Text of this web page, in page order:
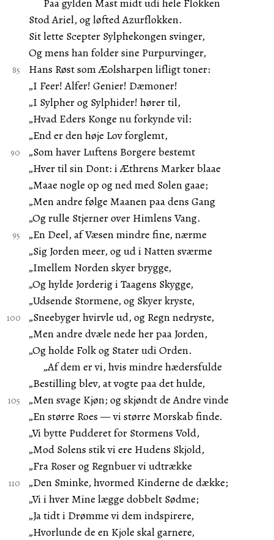
Paa gylden Mast midt udi hele Flokken
Stod Ariel, og løfted Azurflokken.
Sit lette Scepter Sylphekongen svinger,
Og mens han folder sine Purpurvinger,
Hans Røst som Æolsharpen lifligt toner:
„I Feer! Alfer! Genier! Dæmoner!
„I Sylpher og Sylphider! hører til,
„Hvad Eders Konge nu forkynde vil:
„End er den høje Lov forglemt,
„Som haver Luftens Borgere bestemt
„Hver til sin Dont: i Æthrens Marker blaae
„Maae nogle op og ned med Solen gaae;
„Men andre følge Maanen paa dens Gang
„Og rulle Stjerner over Himlens Vang.
„En Deel, af Væsen mindre fine, nærme
„Sig Jorden meer, og ud i Natten sværme
„Imellem Norden skyer brygge,
„Og hylde Jorderig i Taagens Skygge,
„Udsende Stormene, og Skyer kryste,
„Sneebyger hvirvle ud, og Regn nedryste,
„Men andre dvæle nede her paa Jorden,
„Og holde Folk og Stater udi Orden.
„Af dem er vi, hvis mindre hædersfulde
„Bestilling blev, at vogte paa det hulde,
„Men svage Kjøn; og skjøndt de Andre vinde
„En større Roes — vi større Morskab finde.
„Vi bytte Pudderet for Stormens Vold,
„Mod Solens stik vi ere Hudens Skjold,
„Fra Roser og Regnbuer vi udtrække
„Den Sminke, hvormed Kinderne de dække;
„Vi i hver Mine lægge dobbelt Sødme;
„Ja tidt i Drømme vi dem indspirere,
„Hvorlunde de en Kjole skal garnere,